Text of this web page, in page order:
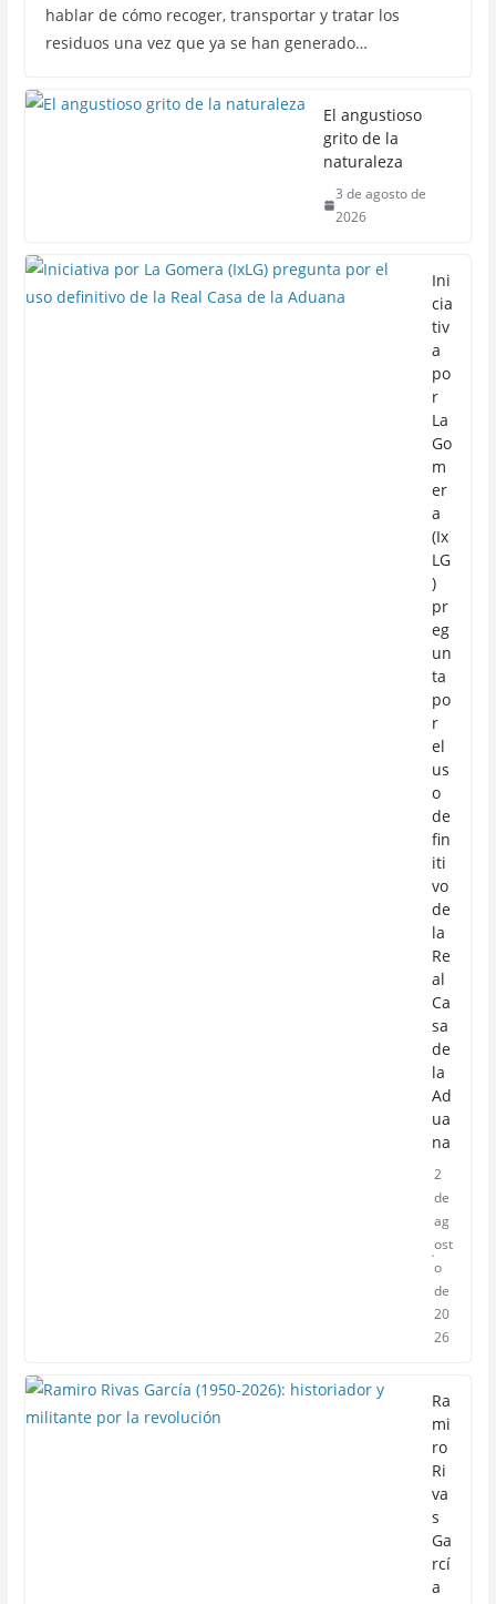
hablar de cómo recoger, transportar y tratar los
residuos una vez que ya se han generado…
El angustioso
grito de la
naturaleza
3 de agosto de
2026
Ini
cia
tiv
a
po
r
La
Go
m
er
a
(Ix
LG
)
pr
eg
un
ta
po
r
el
us
o
de
fin
iti
vo
de
la
Re
al
Ca
sa
de
la
Ad
ua
na
2
de
ag
ost
o
de
20
26
Ra
mi
ro
Ri
va
s
Ga
rcí
a